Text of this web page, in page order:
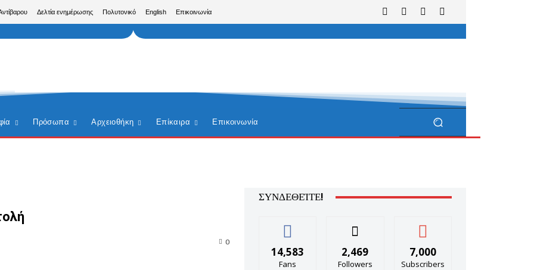
Δελτία ενημέρωσης Πολυτονικό English Επικοινωνία
Πρόσωπα Αρχειοθήκη Επίκαιρα Επικοινωνία
0
ΣΥΝΔΕΘΕΊΤΕ!
14,583
Fans
2,469
Followers
7,000
Subscribers